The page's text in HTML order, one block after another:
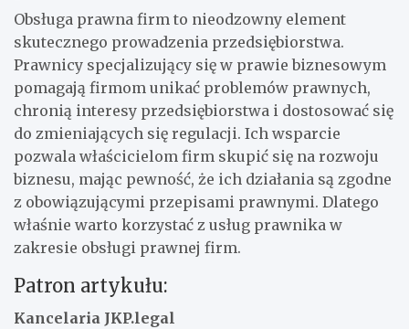
Obsługa prawna firm to nieodzowny element
skutecznego prowadzenia przedsiębiorstwa.
Prawnicy specjalizujący się w prawie biznesowym
pomagają firmom unikać problemów prawnych,
chronią interesy przedsiębiorstwa i dostosować się
do zmieniających się regulacji. Ich wsparcie
pozwala właścicielom firm skupić się na rozwoju
biznesu, mając pewność, że ich działania są zgodne
z obowiązującymi przepisami prawnymi. Dlatego
właśnie warto korzystać z usług prawnika w
zakresie obsługi prawnej firm.
Patron artykułu:
Kancelaria JKP.legal